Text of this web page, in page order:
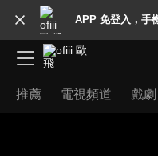
APP 免登入，手
推薦 電視頻道 戲劇